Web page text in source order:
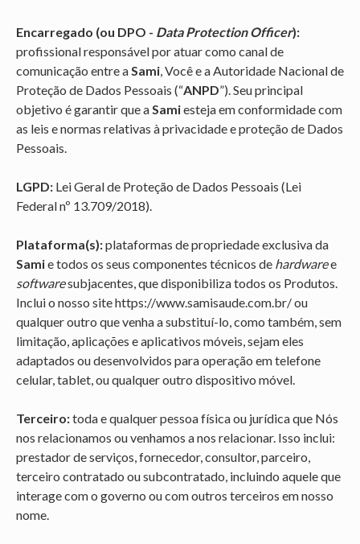
Encarregado (ou DPO - Data Protection Officer):
profissional responsável por atuar como canal de
comunicação entre a Sami , Você e a Autoridade Nacional de
Proteção de Dados Pessoais (“ANPD”). Seu principal
objetivo é garantir que a Samiesteja em conformidade com
as leis e normas relativas à privacidade e proteção de Dados
Pessoais.
LGPD: Lei Geral de Proteção de Dados Pessoais (Lei
Federal nº 13.709/2018).
Plataforma(s):plataformas de propriedade exclusiva da
Samie todos os seus componentes técnicos de hardwaree
softwaresubjacentes, que disponibiliza todos os Produtos.
Inclui o nosso sitehttps://www.samisaude.com.br/ou
qualquer outro que venha a substituí-lo, como também, sem
limitação, aplicações e aplicativos móveis, sejam eles
adaptados ou desenvolvidos para operação em telefone
celular, tablet, ou qualquer outro dispositivo móvel.
Terceiro:toda e qualquer pessoa física ou jurídica que Nós
nos relacionamos ou venhamos a nos relacionar. Isso inclui:
prestador de serviços, fornecedor, consultor, parceiro,
terceiro contratado ou subcontratado, incluindo aquele que
interage com o governo ou com outros terceiros em nosso
nome.